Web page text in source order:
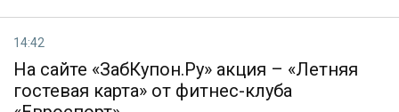
14:42
На сайте «ЗабКупон.Ру» акция – «Летняя
гостевая карта» от фитнес-клуба